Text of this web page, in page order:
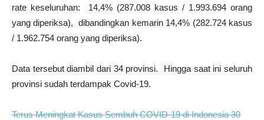
rate keseluruhan:
14,4% (287.008 kasus / 1.993.694 orang
yang diperiksa),
dibandingkan kemarin 14,4% (282.724 kasus
/ 1.962.754 orang yang diperiksa).
Data tersebut diambil dari 34 provinsi.
Hingga saat ini seluruh
provinsi sudah terdampak Covid-19.
Terus Meningkat Kasus Sembuh COVID-19 di Indonesia 30